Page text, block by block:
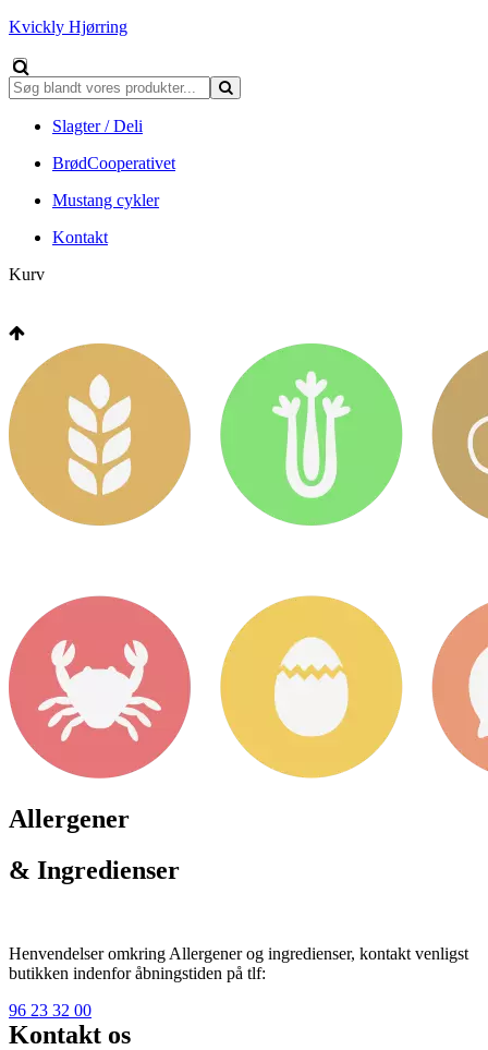
Kvickly Hjørring
Slagter / Deli
BrødCooperativet
Mustang cykler
Kontakt
Kurv
Allergener
& Ingredienser
Henvendelser omkring Allergener og ingredienser, kontakt venligst
butikken indenfor åbningstiden på tlf:
96 23 32 00
Kontakt os